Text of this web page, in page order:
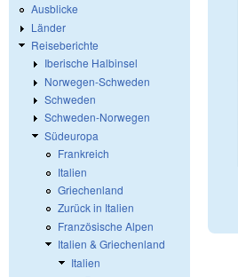
Ausblicke
Länder
Reiseberichte
Iberische Halbinsel
Norwegen-Schweden
Schweden
Schweden-Norwegen
Südeuropa
Frankreich
Italien
Griechenland
Zurück in Italien
Französische Alpen
Italien & Griechenland
Italien